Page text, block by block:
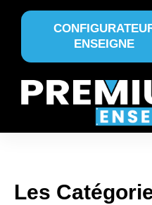
ENSEIGNE
Les